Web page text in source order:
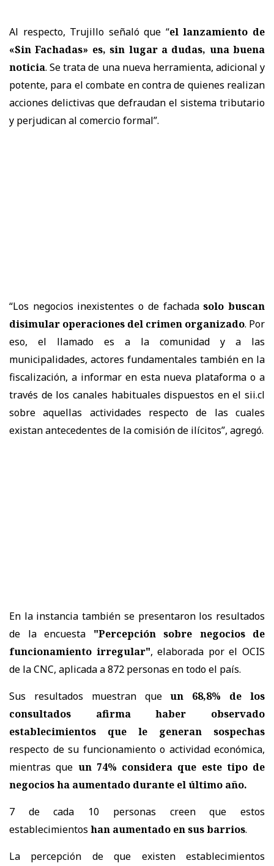
Al respecto, Trujillo señaló que “el lanzamiento de
«Sin Fachadas» es, sin lugar a dudas, una buena
noticia. Se trata de una nueva herramienta, adicional y
potente, para el combate en contra de quienes realizan
acciones delictivas que defraudan el sistema tributario
y perjudican al comercio formal”.
“Los negocios inexistentes o de fachadasolo buscan
disimular operaciones del crimen organizado. Por
eso, el llamado es a la comunidad y a las
municipalidades, actores fundamentales también en la
fiscalización, a informar en esta nueva plataforma o a
través de los canales habituales dispuestos en el sii.cl
sobre aquellas actividades respecto de las cuales
existan antecedentes de la comisión de ilícitos”, agregó.
En la instancia también se presentaron los resultados
de la encuesta "Percepción sobre negocios de
funcionamiento irregular", elaborada por el OCIS
de la CNC, aplicada a 872 personas en todo el país.
Sus resultados muestran queun 68,8% de los
consultados afirma haber observado
establecimientos que le generan sospechas
respecto de su funcionamiento o actividad económica,
mientras que un 74% considera que este tipo de
negocios ha aumentado durante el último año.
7 de cada 10 personas creen que estos
establecimientos han aumentado en sus barrios.
La percepción de que existen establecimientos